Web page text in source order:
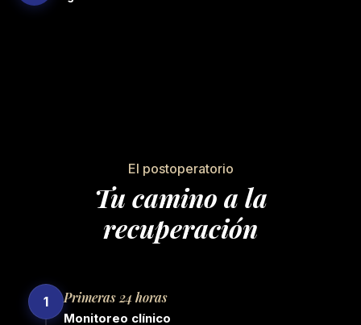
El postoperatorio
Tu camino a la
recuperación
1 Primeras 24 horas
Monitoreo clínico